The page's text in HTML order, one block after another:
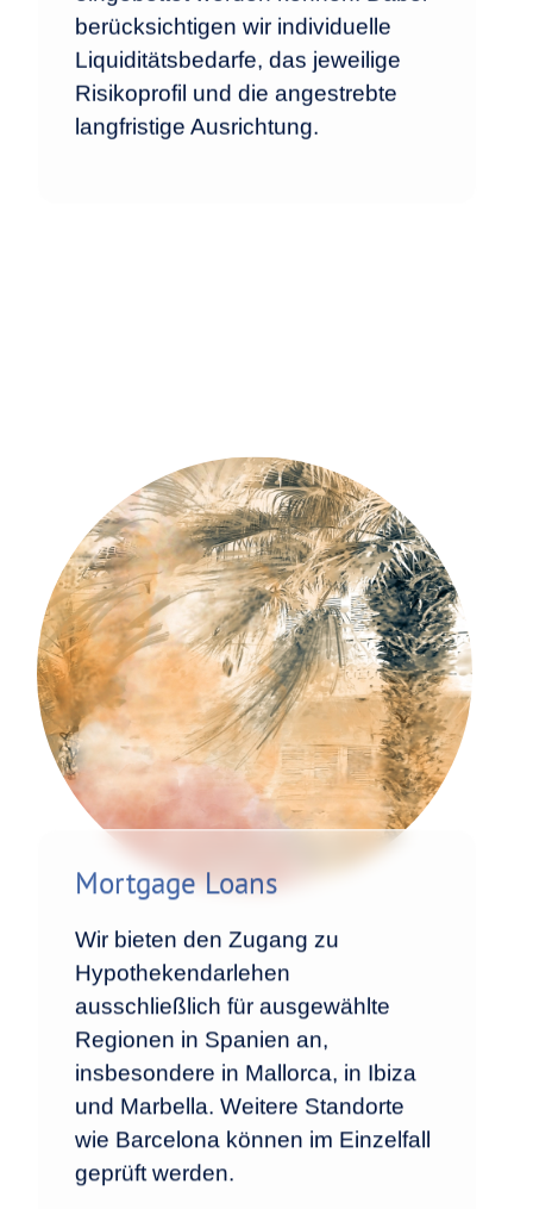
berücksichtigen wir individuelle
Liquiditätsbedarfe, das jeweilige
Risikoprofil und die angestrebte
langfristige Ausrichtung.
Mortgage Loans
Wir bieten den Zugang zu
Hypothekendarlehen
ausschließlich für ausgewählte
Regionen in Spanien an,
insbesondere in Mallorca, in Ibiza
und Marbella. Weitere Standorte
wie Barcelona können im Einzelfall
geprüft werden.